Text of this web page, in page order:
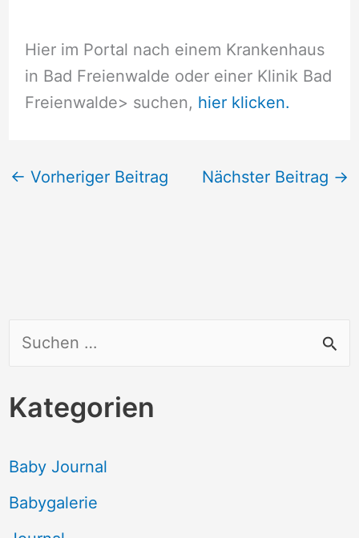
c
e
n
Kategorien
Baby Journal
Babygalerie
Hier im Portal nach einem Krankenhaus
in Bad Freienwalde oder einer Klinik Bad
Freienwalde> suchen, hier klicken.
← Vorheriger Beitrag Nächster Beitrag →